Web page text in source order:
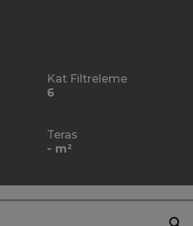
Kat Filtreleme
6
Teras
- m²